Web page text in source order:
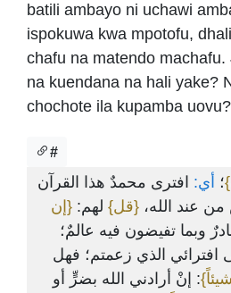
batili ambayo ni uchawi
ispokuwa kwa mpotofu,
chafu na matendo
na kuendana na hali yake?
chochote ila kupamba uovu?
#
؛ أي: افترى محمدٌ هذا القرآن
عند الله، {قل} لهم: {إن
وبما تفيضون فيه عالمٌ؛
افترائي الذي زعمتم؛ فهل
: إنْ أرادني الله بضرٍّ أو